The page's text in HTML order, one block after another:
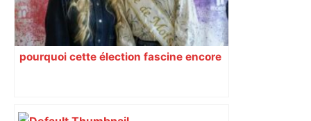
pourquoi cette élection fascine encore